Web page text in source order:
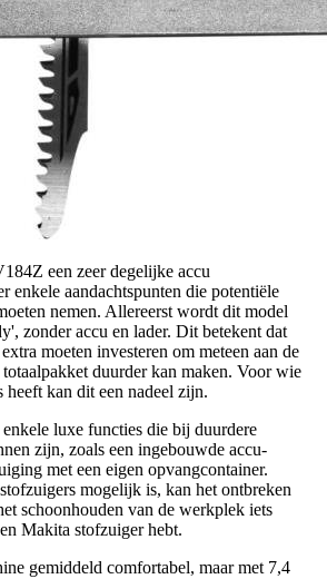
een zeer degelijke accu
enkele aandachtspunten die potentiële
nemen. Allereerst wordt dit model
zonder accu en lader. Dit betekent dat
moeten investeren om meteen aan de
duurder kan maken. Voor wie
heeft kan dit een nadeel zijn.
enkele luxe functies die bij duurdere
zijn, zoals een ingebouwde accu-
met een eigen opvangcontainer.
mogelijk is, kan het ontbreken
schoonhouden van de werkplek iets
Makita stofzuiger hebt.
gemiddeld comfortabel, maar met 7,4